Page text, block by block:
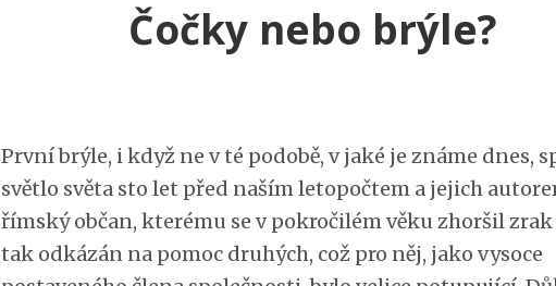
Čočky nebo brýle?
První brýle, i když ne v té podobě, v jaké je známe dnes,
světlo světa sto let před naším letopočtem a jejich
římský občan, kterému se v pokročilém věku zhoršil zrak
tak odkázán na pomoc druhých, což pro něj, jako vysoce